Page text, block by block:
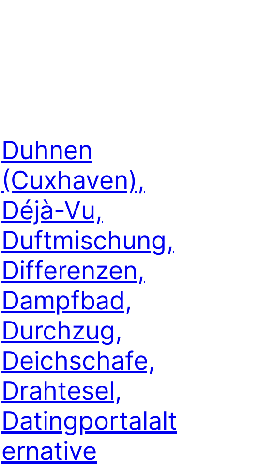
Duhnen
(Cuxhaven),
Déjà-Vu,
Duftmischung,
Differenzen,
Dampfbad,
Durchzug,
Deichschafe,
Drahtesel,
Datingportalalt
ernative